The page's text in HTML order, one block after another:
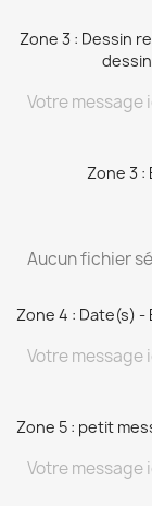
Zone 3 : Dessin
Zone 3 :
Aucun fichier
Zone 4 : Date(s) -
Zone 5 : petit